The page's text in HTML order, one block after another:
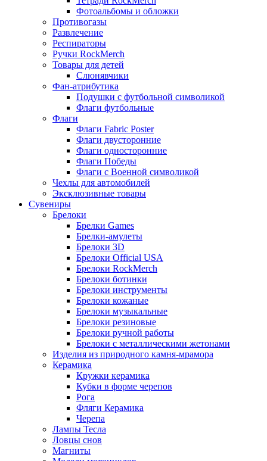
Фотоальбомы и обложки
Противогазы
Развлечение
Респираторы
Ручки RockMerch
Товары для детей
Слюнявчики
Фан-атрибутика
Подушки с футбольной символикой
Флаги футбольные
Флаги
Флаги Fabric Poster
Флаги двусторонние
Флаги односторонние
Флаги Победы
Флаги с Военной символикой
Чехлы для автомобилей
Эксклюзивные товары
Сувениры
Брелоки
Брелки Games
Брелки-амулеты
Брелоки 3D
Брелоки Official USA
Брелоки RockMerch
Брелоки ботинки
Брелоки инструменты
Брелоки кожаные
Брелоки музыкальные
Брелоки резиновые
Брелоки ручной работы
Брелоки с металлическими жетонами
Изделия из природного камня-мрамора
Керамика
Кружки керамика
Кубки в форме черепов
Рога
Фляги Керамика
Черепа
Лампы Тесла
Ловцы снов
Магниты